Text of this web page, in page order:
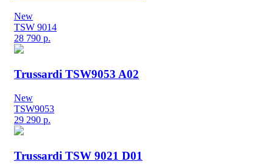
New
TSW 9014
28 790 р.
Trussardi TSW9053 A02
New
TSW9053
29 290 р.
Trussardi TSW 9021 D01